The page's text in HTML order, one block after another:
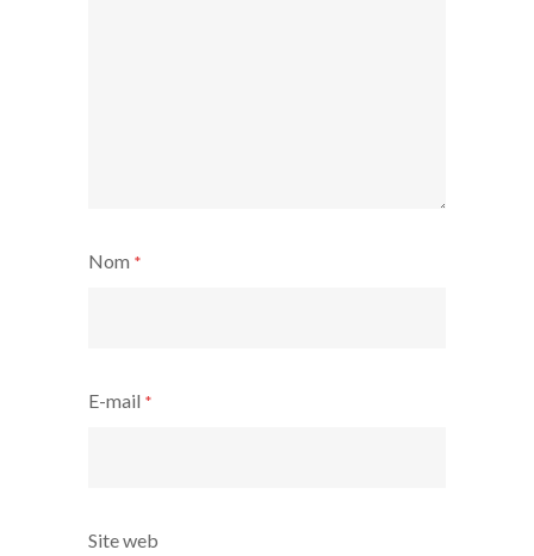
Nom *
E-mail *
Site web